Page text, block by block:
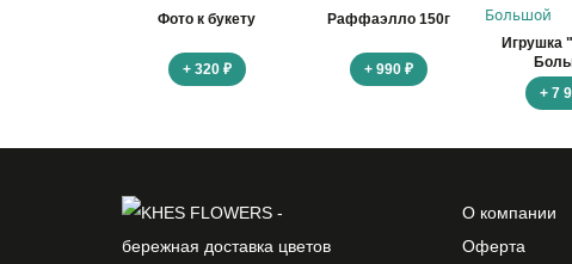
Фото к букету
+ 320 ₽
Раффаэлло 150г
+ 990 ₽
Игрушка
+ 7
О компании
Оферта